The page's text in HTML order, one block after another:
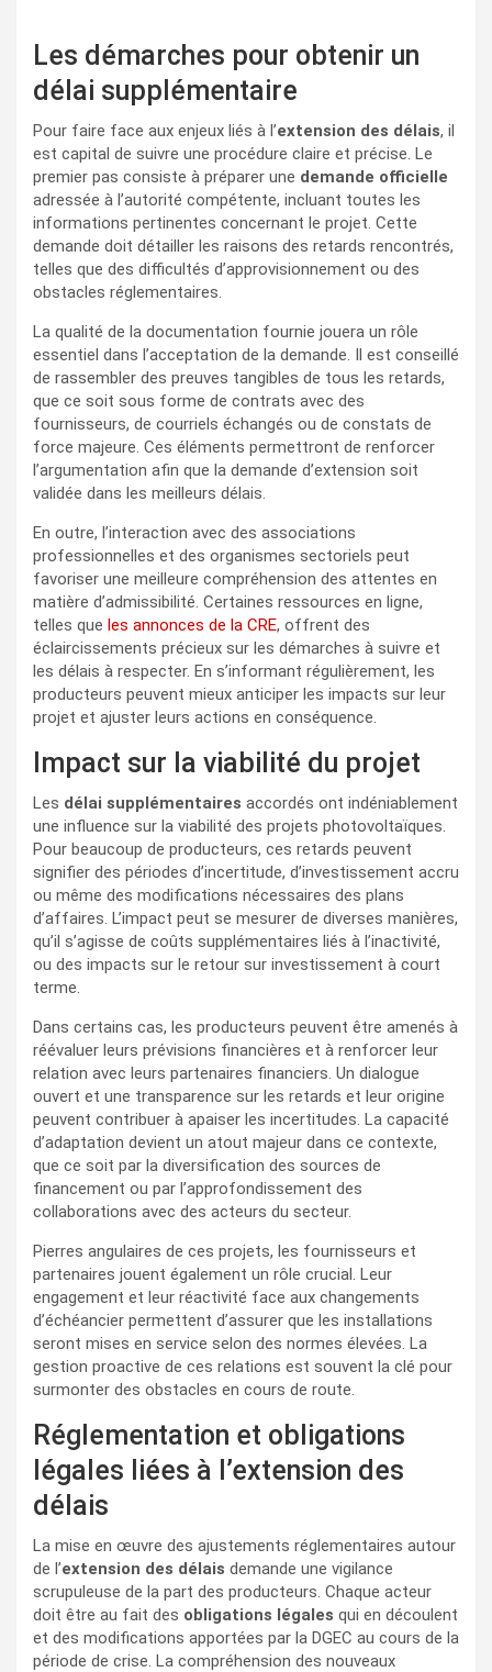
Les démarches pour obtenir un
délai supplémentaire
Pour faire face aux enjeux liés à l’extension des délais, il
est capital de suivre une procédure claire et précise. Le
premier pas consiste à préparer une demande officielle
adressée à l’autorité compétente, incluant toutes les
informations pertinentes concernant le projet. Cette
demande doit détailler les raisons des retards rencontrés,
telles que des difficultés d’approvisionnement ou des
obstacles réglementaires.
La qualité de la documentation fournie jouera un rôle
essentiel dans l’acceptation de la demande. Il est conseillé
de rassembler des preuves tangibles de tous les retards,
que ce soit sous forme de contrats avec des
fournisseurs, de courriels échangés ou de constats de
force majeure. Ces éléments permettront de renforcer
l’argumentation afin que la demande d’extension soit
validée dans les meilleurs délais.
En outre, l’interaction avec des associations
professionnelles et des organismes sectoriels peut
favoriser une meilleure compréhension des attentes en
matière d’admissibilité. Certaines ressources en ligne,
telles que les annonces de la CRE, offrent des
éclaircissements précieux sur les démarches à suivre et
les délais à respecter. En s’informant régulièrement, les
producteurs peuvent mieux anticiper les impacts sur leur
projet et ajuster leurs actions en conséquence.
Impact sur la viabilité du projet
Les délai supplémentaires accordés ont indéniablement
une influence sur la viabilité des projets photovoltaïques.
Pour beaucoup de producteurs, ces retards peuvent
signifier des périodes d’incertitude, d’investissement accru
ou même des modifications nécessaires des plans
d’affaires. L’impact peut se mesurer de diverses manières,
qu’il s’agisse de coûts supplémentaires liés à l’inactivité,
ou des impacts sur le retour sur investissement à court
terme.
Dans certains cas, les producteurs peuvent être amenés à
réévaluer leurs prévisions financières et à renforcer leur
relation avec leurs partenaires financiers. Un dialogue
ouvert et une transparence sur les retards et leur origine
peuvent contribuer à apaiser les incertitudes. La capacité
d’adaptation devient un atout majeur dans ce contexte,
que ce soit par la diversification des sources de
financement ou par l’approfondissement des
collaborations avec des acteurs du secteur.
Pierres angulaires de ces projets, les fournisseurs et
partenaires jouent également un rôle crucial. Leur
engagement et leur réactivité face aux changements
d’échéancier permettent d’assurer que les installations
seront mises en service selon des normes élevées. La
gestion proactive de ces relations est souvent la clé pour
surmonter des obstacles en cours de route.
Réglementation et obligations
légales liées à l’extension des
délais
La mise en œuvre des ajustements réglementaires autour
de l’extension des délais demande une vigilance
scrupuleuse de la part des producteurs. Chaque acteur
doit être au fait des obligations légales qui en découlent
et des modifications apportées par la DGEC au cours de la
période de crise. La compréhension des nouveaux